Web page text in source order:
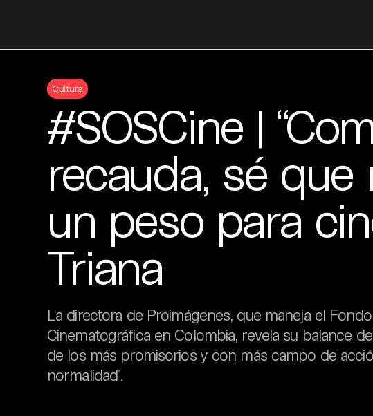
Cultura
#SOSCine |
recauda, sé
un peso para
Triana
La directora de Proimágenes, que maneja el
Cinematográfica en Colombia, revela su balance
de los más promisorios y con más campo de
normalidad’.